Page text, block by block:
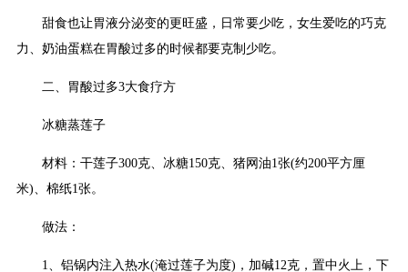
甜食也让胃液分泌变的更旺盛，日常要少吃，女生爱吃的巧克
力、奶油蛋糕在胃酸过多的时候都要克制少吃。
二、胃酸过多3大食疗方
冰糖蒸莲子
材料：干莲子300克、冰糖150克、猪网油1张(约200平方厘
米)、棉纸1张。
做法：
1、铝锅内注入热水(淹过莲子为度)，加碱12克，置中火上，下